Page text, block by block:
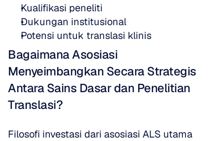
Kualifikasi peneliti
Dukungan institusional
Potensi untuk translasi klinis
Bagaimana Asosiasi
Menyeimbangkan Secara Strategis
Antara Sains Dasar dan Penelitian
Translasi?
Filosofi investasi dari asosiasi ALS utama